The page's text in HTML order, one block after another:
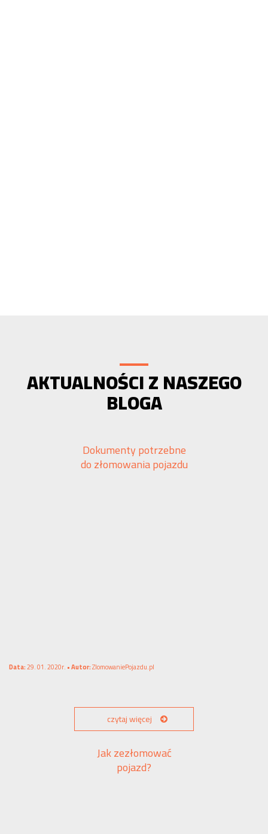
AKTUALNOŚCI Z NASZEGO
BLOGA
Dokumenty potrzebne
do złomowania pojazdu
Data:29. 01. 2020r. •Autor:ZlomowaniePojazdu.pl
czytaj więcej
Jak zezłomować
pojazd?